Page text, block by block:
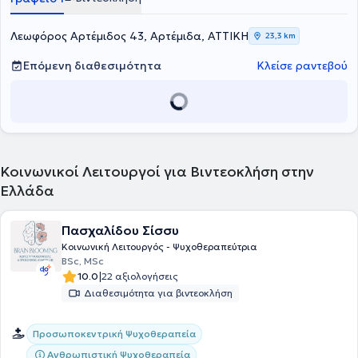
ελληνικά και διεθνή συνέδρια και έχουν δημοσιευθεί σε ελληνικά
και αγγλόφωνα επιστημονικά περιοδικά, συμπεριλαμβανομένων
συνεδρίων της
Εταιρείας Παθολόγων Ογκολόγων Ελλάδοςκαθώς
και διεθνών οργανισμών όπως η
European Association for Palliative
Care , ηMASCC/ISOOκαι ηInternational Psycho-Oncology Society.
Λεωφόρος Αρτέμιδος 43, Αρτέμιδα, ΑΤΤΙΚΗ 23,3 km
Επόμενη διαθεσιμότητα Κλείσε ραντεβού
Κοινωνικοί Λειτουργοί για Βιντεοκλήση στην
Ελλάδα
Πασχαλίδου Σίσσυ
Κοινωνική Λειτουργός - Ψυχοθεραπεύτρια
BSc, MSc
10.0|22 αξιολογήσεις
Διαθεσιμότητα για βιντεοκλήση
Προσωποκεντρική Ψυχοθεραπεία
Ανθρωπιστική Ψυχοθεραπεία